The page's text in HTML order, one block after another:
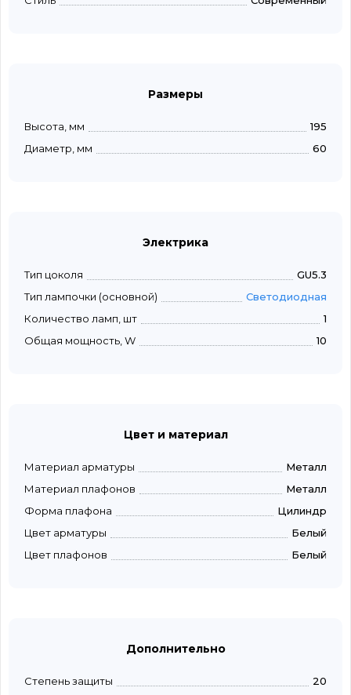
Размеры
Высота, мм
195
Диаметр, мм
60
Электрика
Тип цоколя
GU5.3
Тип лампочки (основной)
Светодиодная
Количество ламп, шт
1
Общая мощность, W
10
Цвет и материал
Материал арматуры
Металл
Материал плафонов
Металл
Форма плафона
Цилиндр
Цвет арматуры
Белый
Цвет плафонов
Белый
Дополнительно
Степень защиты
20